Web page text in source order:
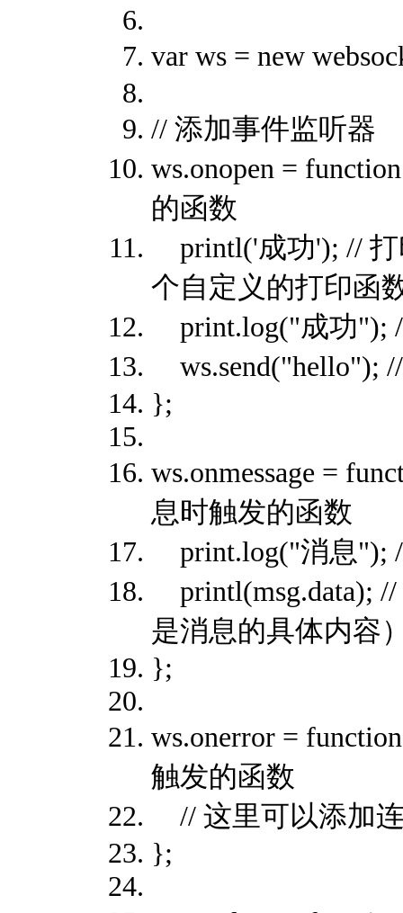
var ws = new
// 添加事件监听器
ws.onopen =
的函数
printl('成功'); // 打
个自定义的打印函
print.log("成功");
ws.send("hello");
};
ws.onmessage =
息时触发的函数
print.log("消息");
printl(msg.data);
是消息的具体内容
};
ws.onerror =
触发的函数
// 这里可以添加
};